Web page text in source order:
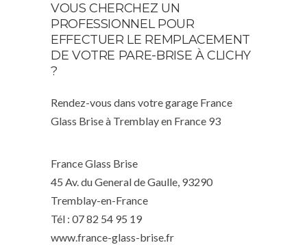
VOUS CHERCHEZ UN
PROFESSIONNEL POUR
EFFECTUER LE REMPLACEMENT
DE VOTRE PARE-BRISE À CLICHY
?
Rendez-vous dans votre garage France
Glass Brise à Tremblay en France 93
France Glass Brise
45 Av. du General de Gaulle, 93290
Tremblay-en-France
Tél : 07 82 54 95 19
www.france-glass-brise.fr